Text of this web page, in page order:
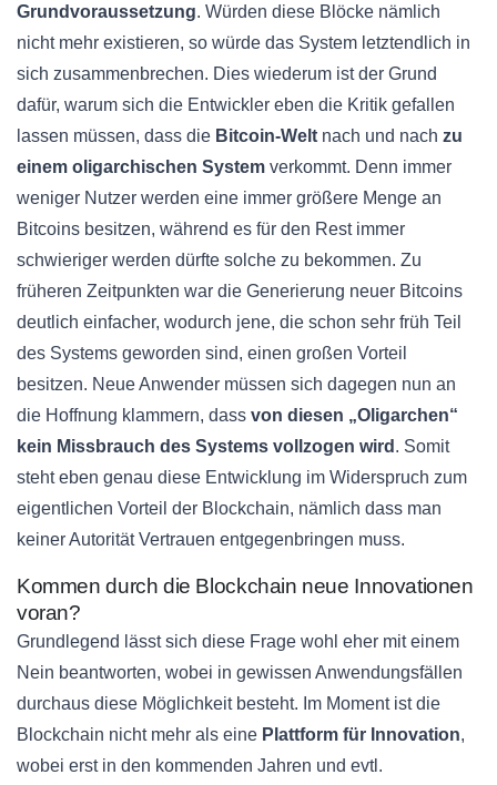
Grundvoraussetzung. Würden diese Blöcke nämlich
nicht mehr existieren, so würde das System letztendlich in
sich zusammenbrechen. Dies wiederum ist der Grund
dafür, warum sich die Entwickler eben die Kritik gefallen
lassen müssen, dass die Bitcoin-Welt nach und nach zu
einem oligarchischen System verkommt. Denn immer
weniger Nutzer werden eine immer größere Menge an
Bitcoins besitzen, während es für den Rest immer
schwieriger werden dürfte solche zu bekommen. Zu
früheren Zeitpunkten war die Generierung neuer Bitcoins
deutlich einfacher, wodurch jene, die schon sehr früh Teil
des Systems geworden sind, einen großen Vorteil
besitzen. Neue Anwender müssen sich dagegen nun an
die Hoffnung klammern, dass von diesen „Oligarchen“
kein Missbrauch des Systems vollzogen wird . Somit
steht eben genau diese Entwicklung im Widerspruch zum
eigentlichen Vorteil der Blockchain, nämlich dass man
keiner Autorität Vertrauen entgegenbringen muss.
Kommen durch die Blockchain neue Innovationen
voran?
Grundlegend lässt sich diese Frage wohl eher mit einem
Nein beantworten, wobei in gewissen Anwendungsfällen
durchaus diese Möglichkeit besteht. Im Moment ist die
Blockchain nicht mehr als eine Plattform für Innovation,
wobei erst in den kommenden Jahren und evtl.